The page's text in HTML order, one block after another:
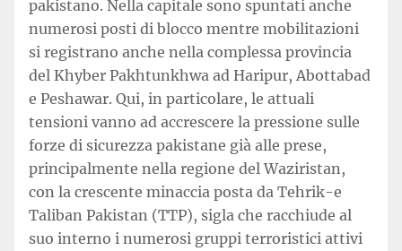
pakistano. Nella capitale sono spuntati anche
numerosi posti di blocco mentre mobilitazioni
si registrano anche nella complessa provincia
del Khyber Pakhtunkhwa ad Haripur, Abottabad
e Peshawar. Qui, in particolare, le attuali
tensioni vanno ad accrescere la pressione sulle
forze di sicurezza pakistane già alle prese,
principalmente nella regione del Waziristan,
con la crescente minaccia posta da Tehrik-e
Taliban Pakistan (TTP), sigla che racchiude al
suo interno i numerosi gruppi terroristici attivi